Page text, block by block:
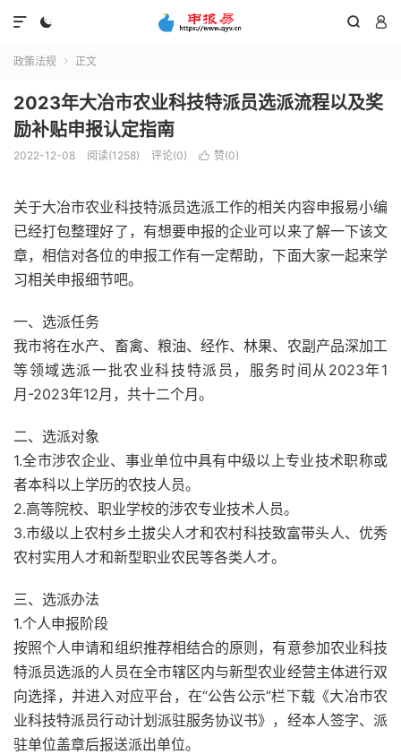
  

政策法规  正文
2023年大冶市农业科技特派员选派流程以及奖
励补贴申报认定指南
2022-12-08 阅读(1258) 评论(0)  赞(0)
关于大冶市农业科技特派员选派工作的相关内容申报易小编
已经打包整理好了，有想要申报的企业可以来了解一下该文
章，相信对各位的申报工作有一定帮助，下面大家一起来学
习相关申报细节吧。
一、选派任务
我市将在水产、畜禽、粮油、经作、林果、农副产品深加工
等领域选派一批农业科技特派员，服务时间从2023年1
月-2023年12月，共十二个月。
二、选派对象
1.全市涉农企业、事业单位中具有中级以上专业技术职称或
者本科以上学历的农技人员。
2.高等院校、职业学校的涉农专业技术人员。
3.市级以上农村乡土拔尖人才和农村科技致富带头人、优秀
农村实用人才和新型职业农民等各类人才。
三、选派办法
1.个人申报阶段
按照个人申请和组织推荐相结合的原则，有意参加农业科技
特派员选派的人员在全市辖区内与新型农业经营主体进行双
向选择，并进入对应平台，在“公告公示”栏下载《大冶市农
业科技特派员行动计划派驻服务协议书》，经本人签字、派
驻单位盖章后报送派出单位。